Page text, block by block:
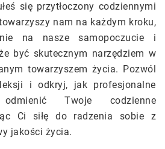
się przytłoczony codziennymi
nam na każdym kroku,
na nasze samopoczucie i
być skutecznym narzędziem w
towarzyszem życia. Pozwól
i odkryj, jak profesjonalne
Twoje codzienne
Ci siłę do radzenia sobie z
jakości życia.